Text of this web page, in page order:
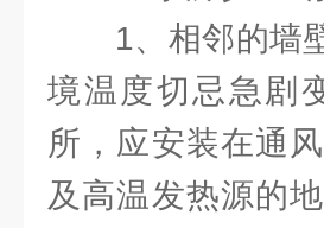
1、相邻的墙壁
境温度切忌急剧
所，应安装在通
及高温发热源的